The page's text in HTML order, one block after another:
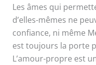
Les âmes qui
d’elles-mêmes ne
confiance, ni même
est toujours la porte
L’amour-propre est